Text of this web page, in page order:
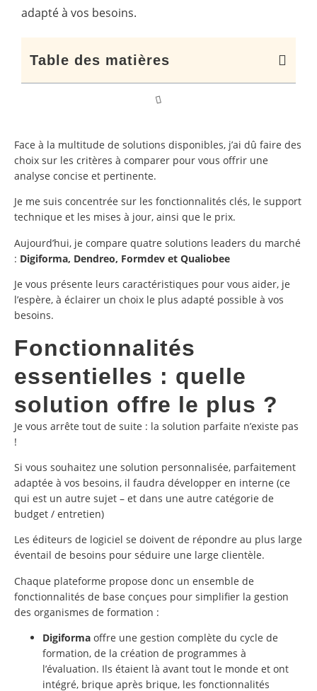
adapté à vos besoins.
Table des matières
Face à la multitude de solutions disponibles, j’ai dû faire des
choix sur les critères à comparer pour vous offrir une
analyse concise et pertinente.
Je me suis concentrée sur les fonctionnalités clés, le support
technique et les mises à jour, ainsi que le prix.
Aujourd’hui, je compare quatre solutions leaders du marché
: Digiforma, Dendreo, Formdev et Qualiobee
Je vous présente leurs caractéristiques pour vous aider, je
l’espère, à éclairer un choix le plus adapté possible à vos
besoins.
Fonctionnalités
essentielles : quelle
solution offre le plus ?
Je vous arrête tout de suite : la solution parfaite n’existe pas
!
Si vous souhaitez une solution personnalisée, parfaitement
adaptée à vos besoins, il faudra développer en interne (ce
qui est un autre sujet – et dans une autre catégorie de
budget / entretien)
Les éditeurs de logiciel se doivent de répondre au plus large
éventail de besoins pour séduire une large clientèle.
Chaque plateforme propose donc un ensemble de
fonctionnalités de base conçues pour simplifier la gestion
des organismes de formation :
Digiforma offre une gestion complète du cycle de
formation, de la création de programmes à
l’évaluation. Ils étaient là avant tout le monde et ont
intégré, brique après brique, les fonctionnalités